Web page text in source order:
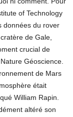
of Technology
données du rover
de Gale,
crucial de
Géoscience.
de Mars
était
William Rapin.
altéré son